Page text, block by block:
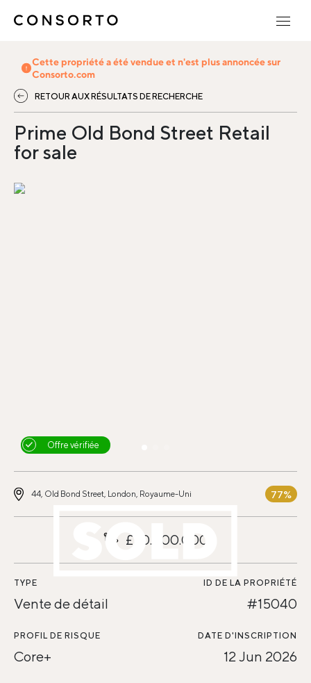
Cette propriété a été vendue et n'est plus annoncée sur
Consorto.com
RETOUR AUX RÉSULTATS DE RECHERCHE
Prime Old Bond Street Retail
for sale
Offre vérifiée
44, Old Bond Street, London, Royaume-Uni 77%
£20.000.000
TYPE
Vente de détail
ID DE LA PROPRIÉTÉ
#15040
PROFIL DE RISQUE
Core+
DATE D'INSCRIPTION
12 Jun 2026